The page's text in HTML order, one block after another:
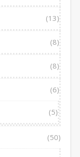
(13)
(8)
(8)
(6)
(5)
(50)